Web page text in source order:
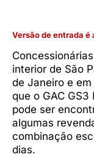
Versão de entrada é
interior de São
de Janeiro e
que o GAC
pode ser
algumas
combinação
dias.